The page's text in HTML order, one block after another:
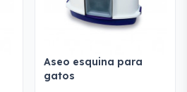
Aseo esquina para
gatos